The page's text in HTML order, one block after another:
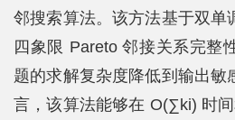
邻搜索算法。该方法基于双单
四象限 Pareto 邻接关系完整
题的求解复杂度降低到输出敏
言，该算法能够在 O(∑ki) 时